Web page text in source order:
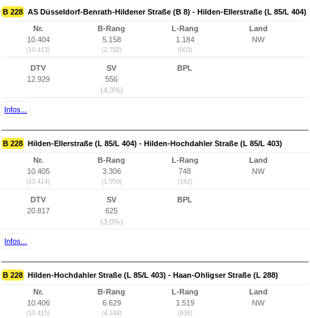
B 228 AS Düsseldorf-Benrath-Hildener Straße (B 8) - Hilden-Ellerstraße (L 85/L 404)
Nr.
10.404
(10.413)
B-Rang
5.158
(2.792)
L-Rang
1.184
(603)
Land
NW
DTV
12.929
SV
556
(4,3%)
BPL
Infos...
B 228 Hilden-Ellerstraße (L 85/L 404) - Hilden-Hochdahler Straße (L 85/L 403)
Nr.
10.405
(10.414)
B-Rang
3.306
(1.059)
L-Rang
748
(182)
Land
NW
DTV
20.817
SV
625
(3,0%)
BPL
Infos...
B 228 Hilden-Hochdahler Straße (L 85/L 403) - Haan-Ohligser Straße (L 288)
Nr.
10.406
(10.415)
B-Rang
6.629
(4.244)
L-Rang
1.519
(936)
Land
NW